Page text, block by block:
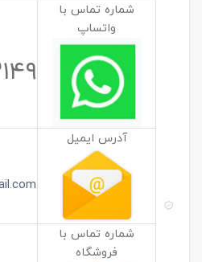
شماره تماس با
واتساپ
آدرس ایمیل
شماره تماس با
فروشگاه